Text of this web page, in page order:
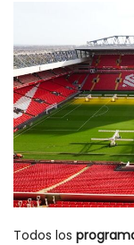
Todos los